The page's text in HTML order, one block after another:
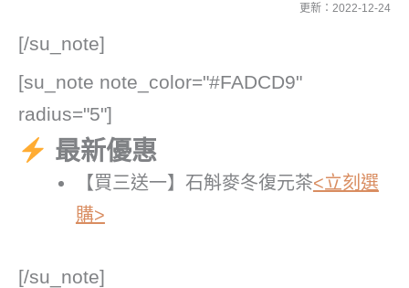
更新：2022-12-24
[/su_note]
[su_note note_color="#FADCD9"
radius="5"]
最新優惠
【買三送一】石斛麥冬復元茶<立刻選
購>
[/su_note]